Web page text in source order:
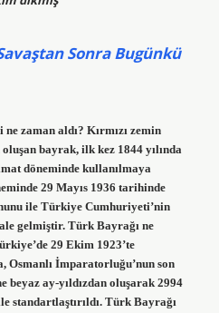
Sonra Bugünkü
zaman aldı? Kırmızı zemin
bayrak, ilk kez 1844 yılında
döneminde kullanılmaya
29 Mayıs 1936 tarihinde
ile Türkiye Cumhuriyeti’nin
gelmiştir. Türk Bayrağı ne
29 Ekim 1923’te
Osmanlı İmparatorluğu’nun son
beyaz ay-yıldızdan oluşarak 2994
standartlaştırıldı. Türk Bayrağı